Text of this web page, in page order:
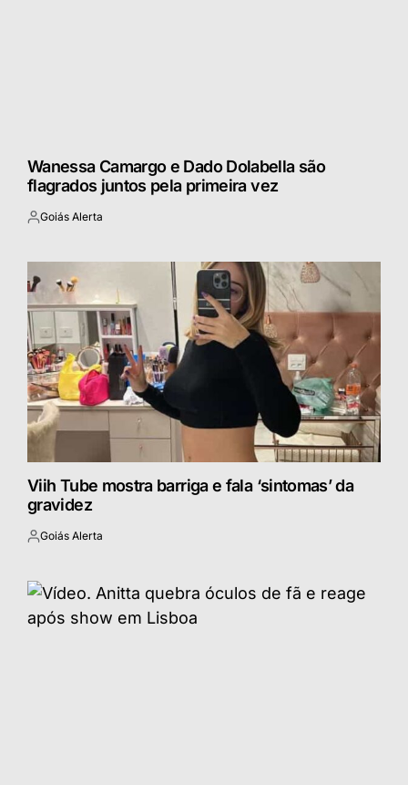
Wanessa Camargo e Dado Dolabella são
flagrados juntos pela primeira vez
Postado
Goiás Alerta
Viih Tube mostra barriga e fala ‘sintomas’ da
gravidez
Postado
Goiás Alerta